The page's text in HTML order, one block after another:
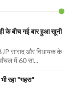
के बीच गई बार हुआ खूनी
सांसद और विधायक के
में 60 सा...
रहा "गहरा"